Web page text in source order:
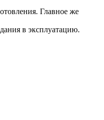
Главное же
в эксплуатацию.